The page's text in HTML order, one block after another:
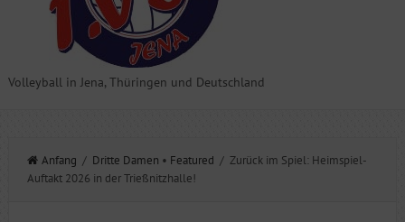
Volleyball in Jena, Thüringen und Deutschland
Anfang / Dritte Damen • Featured / Zurück im Spiel: Heimspiel-
Auftakt 2026 in der Trießnitzhalle!